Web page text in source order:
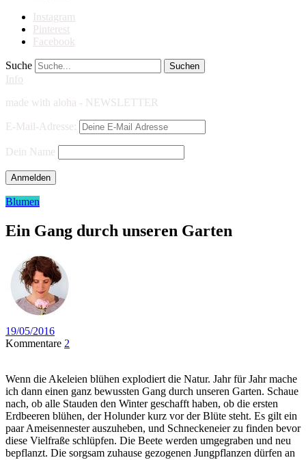
Instagram
Pinterest
Facebook
Suche
Info
made with aloha - NEWSLETTER
E-Mail-Adresse:
Dein Name
Blumen
Ein Gang durch unseren Garten
19/05/2016
Kommentare 2
Wenn die Akeleien blühen explodiert die Natur. Jahr für Jahr mache
ich dann einen ganz bewussten Gang durch unseren Garten. Schaue
nach, ob alle Stauden den Winter geschafft haben, ob die ersten
Erdbeeren blühen, der Holunder kurz vor der Blüte steht. Es gilt ein
paar Ameisennester auszuheben, und Schneckeneier zu finden bevor
diese Vielfraße schlüpfen. Die Beete werden umgegraben und neu
bepflanzt. Die sorgsam zuhause gezogenen Jungpflanzen dürfen an